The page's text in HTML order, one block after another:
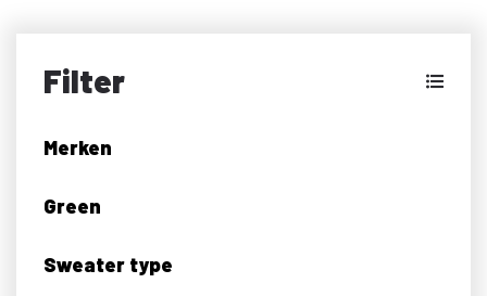
Filter
Merken
Green
Sweater type